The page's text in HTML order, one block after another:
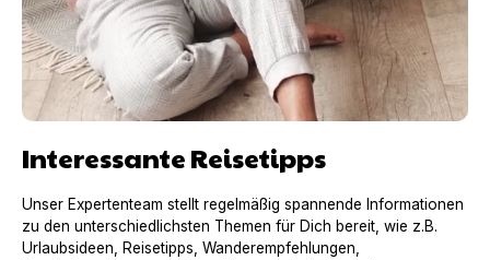
Interessante Reisetipps
Unser Expertenteam stellt regelmäßig spannende Informationen
zu den unterschiedlichsten Themen für Dich bereit, wie z.B.
Urlaubsideen, Reisetipps, Wanderempfehlungen,